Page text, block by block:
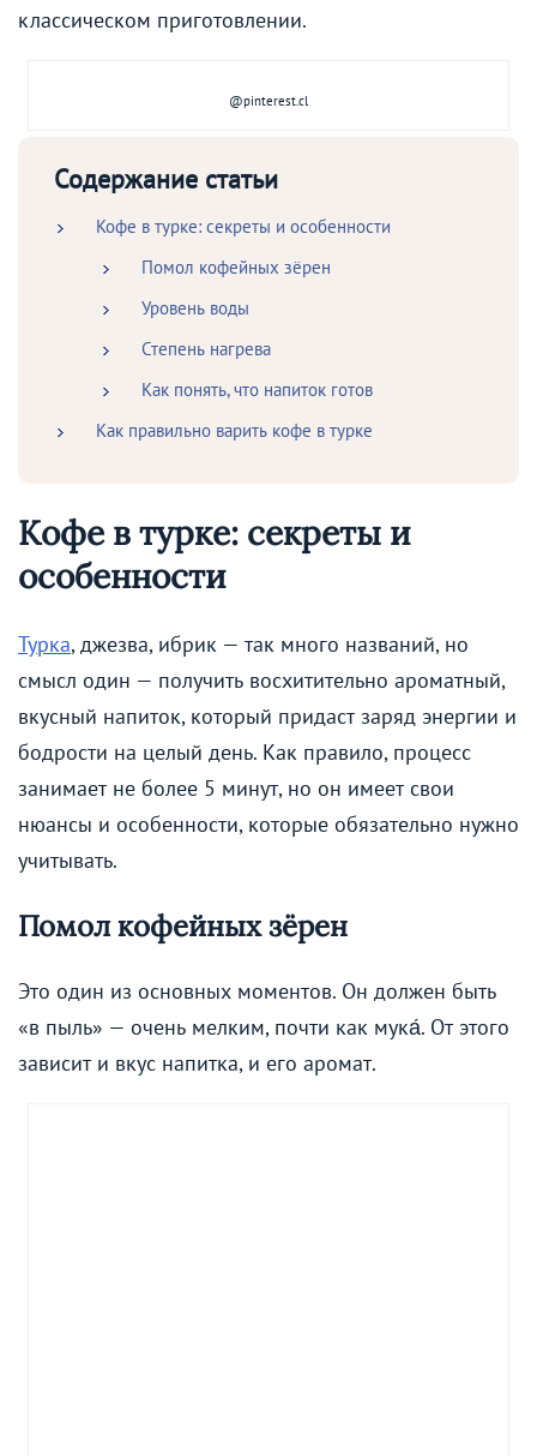
классическом приготовлении.
@pinterest.cl
Содержание статьи
Кофе в турке: секреты и особенности
Помол кофейных зёрен
Уровень воды
Степень нагрева
Как понять, что напиток готов
Как правильно варить кофе в турке
Кофе в турке: секреты и
особенности
Турка, джезва, ибрик — так много названий, но
смысл один — получить восхитительно ароматный,
вкусный напиток, который придаст заряд энергии и
бодрости на целый день. Как правило, процесс
занимает не более 5 минут, но он имеет свои
нюансы и особенности, которые обязательно нужно
учитывать.
Помол кофейных зёрен
Это один из основных моментов. Он должен быть
«в пыль» — очень мелким, почти как мука́. От этого
зависит и вкус напитка, и его аромат.